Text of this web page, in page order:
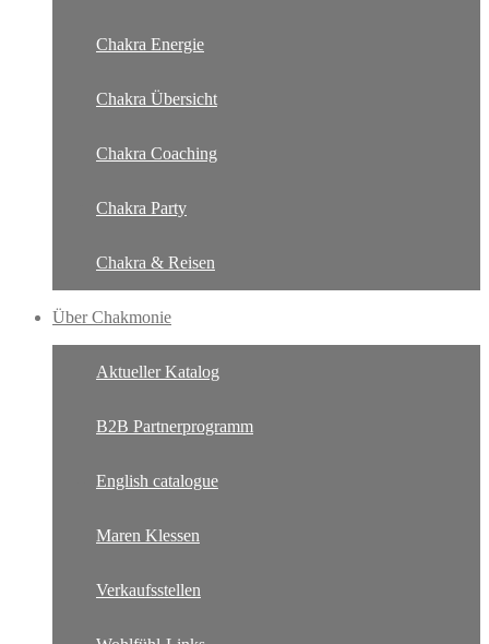
Chakra Energie
Chakra Übersicht
Chakra Coaching
Chakra Party
Chakra & Reisen
Über Chakmonie
Aktueller Katalog
B2B Partnerprogramm
English catalogue
Maren Klessen
Verkaufsstellen